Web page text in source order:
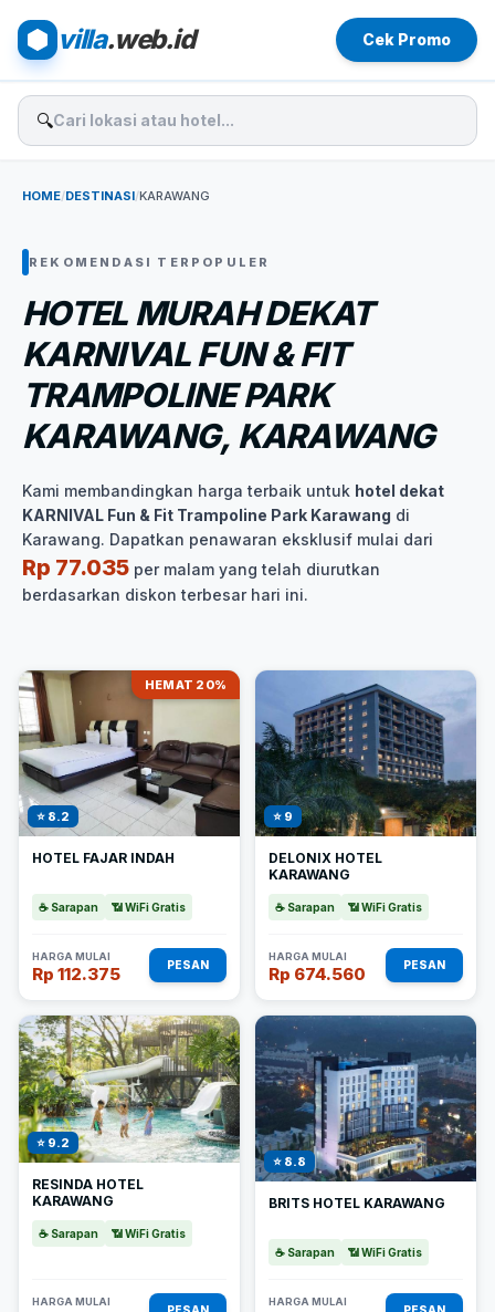
villa.web.id Cek Promo
🔍
HOME/DESTINASI/KARAWANG
REKOMENDASI TERPOPULER
HOTEL MURAH DEKAT
KARNIVAL FUN & FIT
TRAMPOLINE PARK
KARAWANG, KARAWANG
Kami membandingkan harga terbaik untuk hotel dekat
KARNIVAL Fun & Fit Trampoline Park Karawang di
Karawang. Dapatkan penawaran eksklusif mulai dari
Rp 77.035 per malam yang telah diurutkan
berdasarkan diskon terbesar hari ini.
HEMAT 20%
⭐ 8.2
HOTEL FAJAR INDAH
☕ Sarapan 📶 WiFi Gratis
HARGA MULAI
Rp 112.375 PESAN
⭐ 9
DELONIX HOTEL
KARAWANG
☕ Sarapan 📶 WiFi Gratis
HARGA MULAI
Rp 674.560 PESAN
⭐ 9.2
RESINDA HOTEL
KARAWANG
☕ Sarapan 📶 WiFi Gratis
HARGA MULAI
⭐ 8.8
BRITS HOTEL KARAWANG
☕ Sarapan 📶 WiFi Gratis
HARGA MULAI